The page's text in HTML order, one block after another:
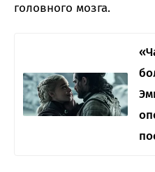
головного мозга.